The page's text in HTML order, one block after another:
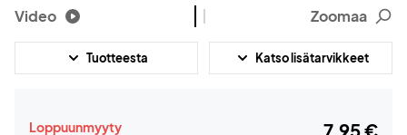
Video Zoomaa
Tuotteesta Katso lisätarvikkeet
Loppuunmyyty 7,95 €